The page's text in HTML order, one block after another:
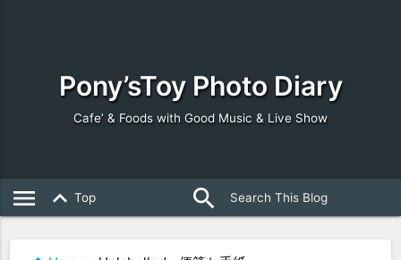
Pony’sToy Photo Diary
Cafe’ & Foods with Good Music & Live Show
menu keyboard_arrow_up Top search